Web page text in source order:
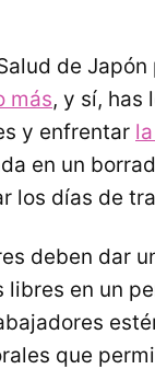
de Japón
más, y sí, has
y enfrentar
en un
los días de
deben dar
en un
que